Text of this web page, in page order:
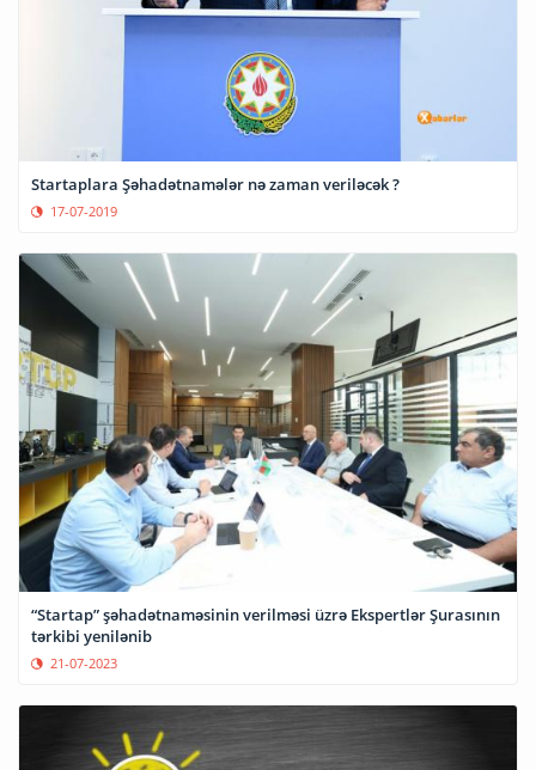
Startaplara Şəhadətnamələr nə zaman veriləcək ?
17-07-2019
“Startap” şəhadətnaməsinin verilməsi üzrə Ekspertlər Şurasının
tərkibi yenilənib
21-07-2023